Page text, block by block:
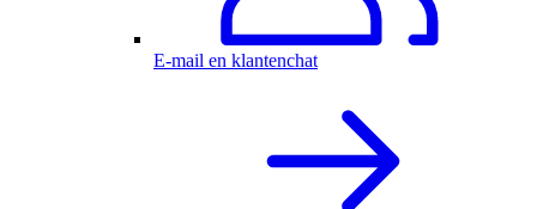
E-mail en klantenchat